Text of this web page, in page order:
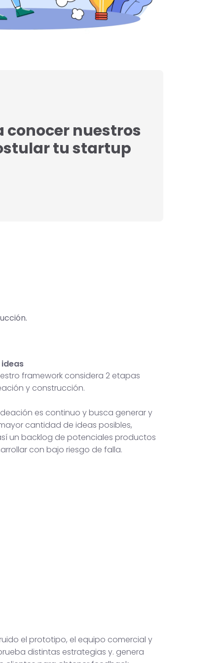
conocer nuestros
tu startup
framework considera 2 etapas
y construcción.
es continuo y busca generar y
cantidad de ideas posibles,
un backlog de potenciales productos
con bajo riesgo de falla.
el prototipo, el equipo comercial y
distintas estrategias y. genera